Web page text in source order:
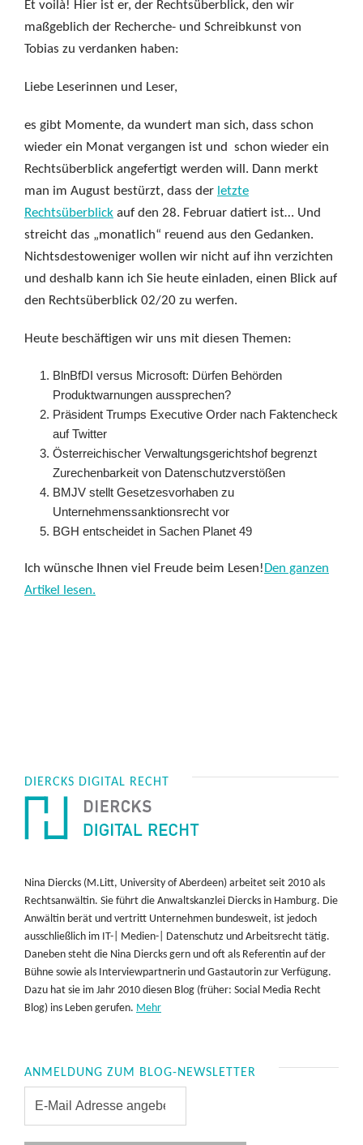
Et voilà! Hier ist er, der Rechtsüberblick, den wir
maßgeblich der Recherche- und Schreibkunst von
Tobias zu verdanken haben:
Liebe Leserinnen und Leser,
es gibt Momente, da wundert man sich, dass schon
wieder ein Monat vergangen ist und schon wieder ein
Rechtsüberblick angefertigt werden will. Dann merkt
man im August bestürzt, dass der letzte
Rechtsüberblick auf den 28. Februar datiert ist… Und
streicht das „monatlich“ reuend aus den Gedanken.
Nichtsdestoweniger wollen wir nicht auf ihn verzichten
und deshalb kann ich Sie heute einladen, einen Blick auf
den Rechtsüberblick 02/20 zu werfen.
Heute beschäftigen wir uns mit diesen Themen:
BlnBfDI versus Microsoft: Dürfen Behörden
Produktwarnungen aussprechen?
Präsident Trumps Executive Order nach Faktencheck
auf Twitter
Österreichischer Verwaltungsgerichtshof begrenzt
Zurechenbarkeit von Datenschutzverstößen
BMJV stellt Gesetzesvorhaben zu
Unternehmenssanktionsrecht vor
BGH entscheidet in Sachen Planet 49
Ich wünsche Ihnen viel Freude beim Lesen! Den ganzen
Artikel lesen.
DIERCKS DIGITAL RECHT
Nina Diercks (M.Litt, University of Aberdeen) arbeitet seit 2010 als
Rechtsanwältin. Sie führt die Anwaltskanzlei Diercks in Hamburg. Die
Anwältin berät und vertritt Unternehmen bundesweit, ist jedoch
ausschließlich im IT-| Medien-| Datenschutz und Arbeitsrecht tätig.
Daneben steht die Nina Diercks gern und oft als Referentin auf der
Bühne sowie als Interviewpartnerin und Gastautorin zur Verfügung.
Dazu hat sie im Jahr 2010 diesen Blog (früher: Social Media Recht
Blog) ins Leben gerufen. Mehr
ANMELDUNG ZUM BLOG-NEWSLETTER